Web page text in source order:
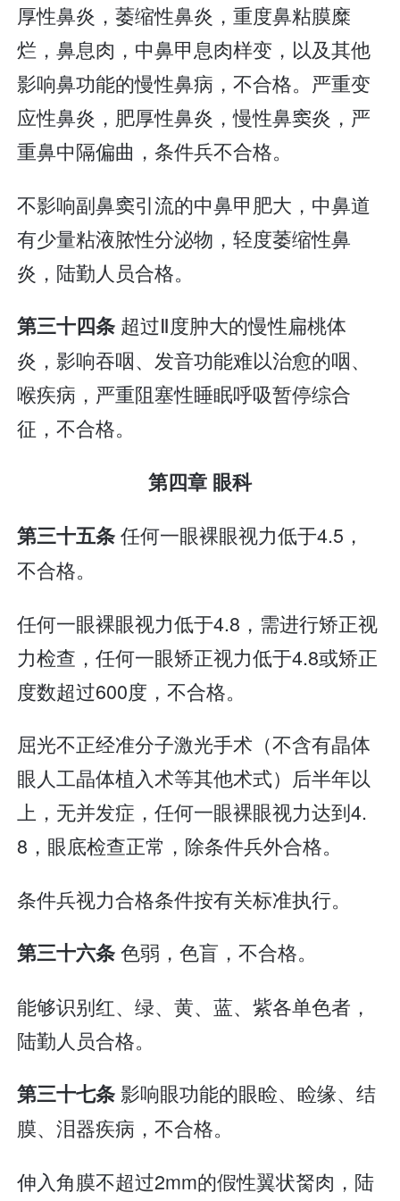
厚性鼻炎，萎缩性鼻炎，重度鼻粘膜糜
烂，鼻息肉，中鼻甲息肉样变，以及其他
影响鼻功能的慢性鼻病，不合格。严重变
应性鼻炎，肥厚性鼻炎，慢性鼻窦炎，严
重鼻中隔偏曲，条件兵不合格。
不影响副鼻窦引流的中鼻甲肥大，中鼻道
有少量粘液脓性分泌物，轻度萎缩性鼻
炎，陆勤人员合格。
第三十四条 超过Ⅱ度肿大的慢性扁桃体
炎，影响吞咽、发音功能难以治愈的咽、
喉疾病，严重阻塞性睡眠呼吸暂停综合
征，不合格。
第四章 眼科
第三十五条任何一眼裸眼视力低于4.5，
不合格。
任何一眼裸眼视力低于4.8，需进行矫正视
力检查，任何一眼矫正视力低于4.8或矫正
度数超过600度，不合格。
屈光不正经准分子激光手术（不含有晶体
眼人工晶体植入术等其他术式）后半年以
上，无并发症，任何一眼裸眼视力达到4.
8，眼底检查正常，除条件兵外合格。
条件兵视力合格条件按有关标准执行。
第三十六条色弱，色盲，不合格。
能够识别红、绿、黄、蓝、紫各单色者，
陆勤人员合格。
第三十七条影响眼功能的眼睑、睑缘、结
膜、泪器疾病，不合格。
伸入角膜不超过2mm的假性翼状胬肉，陆